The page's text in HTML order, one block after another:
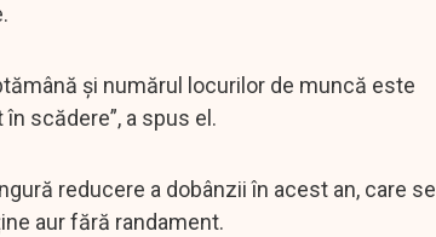
și numărul locurilor de muncă este
scădere”, a spus el.
reducere a dobânzii în acest an, care se
aur fără randament.